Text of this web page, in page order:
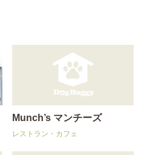
Munch’s マンチーズ
レストラン・カフェ